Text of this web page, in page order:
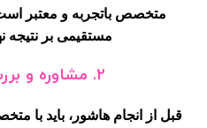
متخصص باتجربه و معتبر است.
مستقیمی بر نتیجه
2. مشاوره و
قبل از انجام هاشور، باید با